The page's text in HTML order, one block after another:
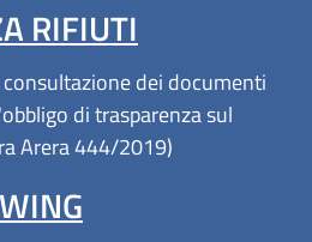
RIFIUTI
dei documenti
di trasparenza sul
Arera 444/2019)